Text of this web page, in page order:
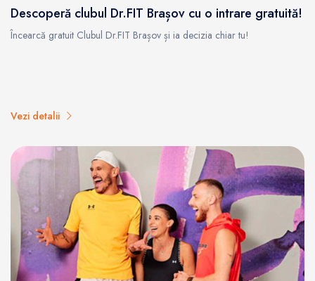
Descoperă clubul Dr.FIT Brașov cu o intrare gratuită!
Încearcă gratuit Clubul Dr.FIT Brașov și ia decizia chiar tu!
Vezi detalii